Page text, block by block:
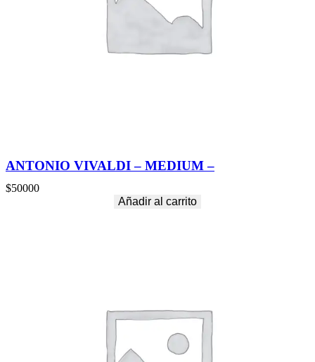
ANTONIO VIVALDI – MEDIUM –
$50000
Añadir al carrito